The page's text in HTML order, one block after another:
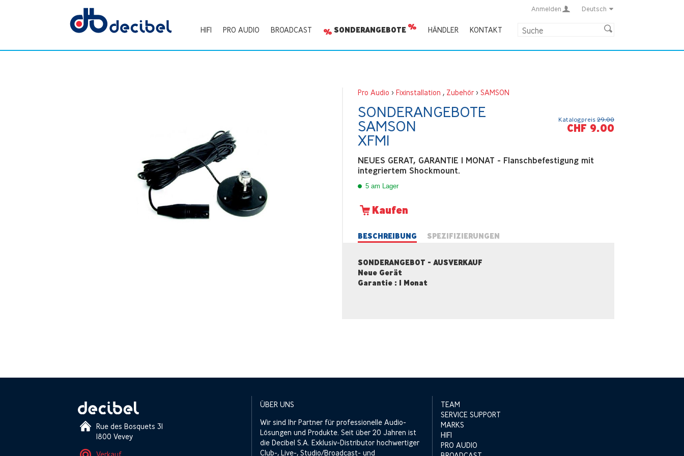
Anmelden Deutsch
HIFI PRO AUDIO BROADCAST SONDERANGEBOTE HÄNDLER KONTAKT
Pro Audio > Fixinstallation , Zubehör> SAMSON
SONDERANGEBOTE
SAMSON
XFM1
NEUES GERAT, GARANTIE 1 MONAT - Flanschbefestigung mit
integriertem Shockmount.
5 am Lager
Kaufen
Katalogpreis 29.00
CHF 9.00
BESCHREIBUNG SPEZIFIZIERUNGEN
SONDERANGEBOT - AUSVERKAUF
Neue Gerät
Garantie : 1 Monat
Rue des Bosquets 31
1800 Vevey
Verkauf
ÜBER UNS
Wir sind Ihr Partner für professionelle Audio-
Lösungen und Produkte. Seit über 20 Jahren ist
die Decibel S.A. Exklusiv-Distributor hochwertiger
Club-, Live-, Studio/Broadcast- und
TEAM
SERVICE SUPPORT
MARKS
HIFI
PRO AUDIO